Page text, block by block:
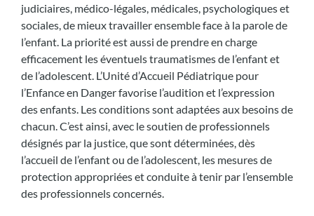
judiciaires, médico-légales, médicales, psychologiques et
sociales, de mieux travailler ensemble face à la parole de
l’enfant. La priorité est aussi de prendre en charge
efficacement les éventuels traumatismes de l’enfant et
de l’adolescent. L’Unité d’Accueil Pédiatrique pour
l’Enfance en Danger favorise l’audition et l’expression
des enfants. Les conditions sont adaptées aux besoins de
chacun. C’est ainsi, avec le soutien de professionnels
désignés par la justice, que sont déterminées, dès
l’accueil de l’enfant ou de l’adolescent, les mesures de
protection appropriées et conduite à tenir par l’ensemble
des professionnels concernés.